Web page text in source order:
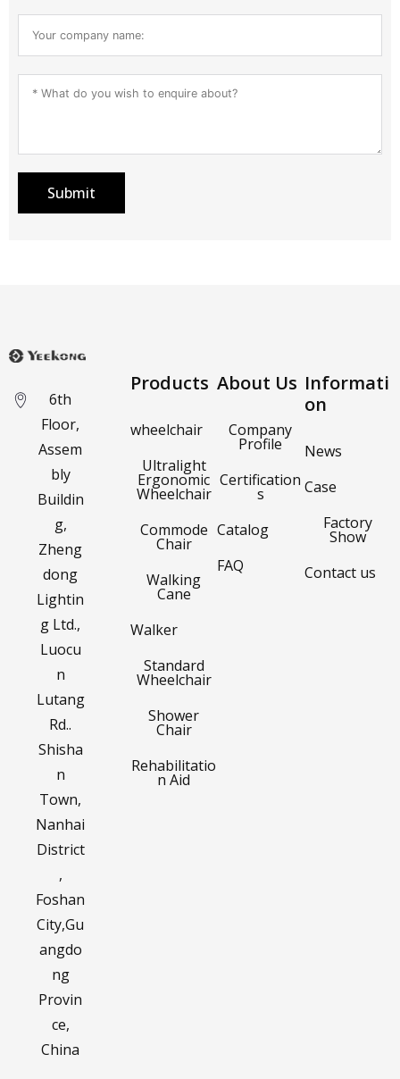
Submit
6th
Floor,
Assem
bly
Buildin
g,
Zheng
dong
Lightin
g Ltd.,
Luocu
n
Lutang
Rd..
Shisha
n
Town,
Nanhai
District
,
Foshan
City,Gu
angdo
ng
Provin
ce,
China
Products
wheelchair
Ultralight
Ergonomic
Wheelchair
Commode
Chair
Walking
Cane
Walker
Standard
Wheelchair
Shower
Chair
Rehabilitatio
n Aid
About Us
Company
Profile
Certification
s
Catalog
FAQ
Informati
on
News
Case
Factory
Show
Contact us